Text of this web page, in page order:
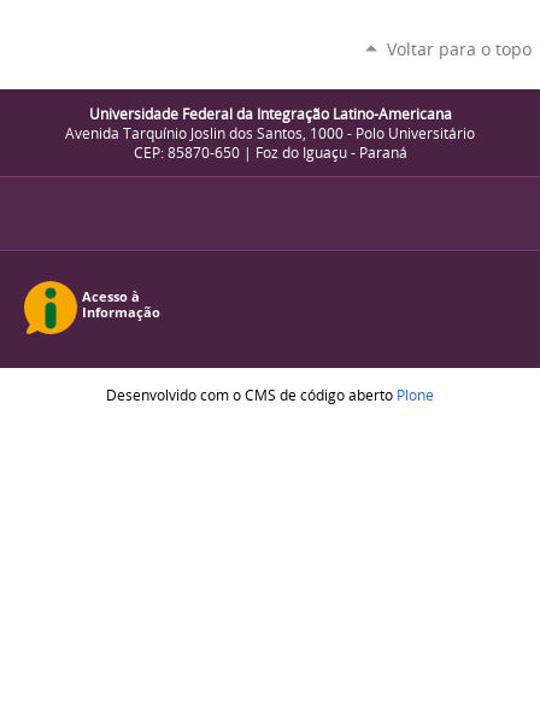
Voltar para o topo
Universidade Federal da Integração Latino-Americana
Avenida Tarquínio Joslin dos Santos, 1000 - Polo Universitário
CEP: 85870-650 | Foz do Iguaçu - Paraná
Desenvolvido com o CMS de código aberto Plone